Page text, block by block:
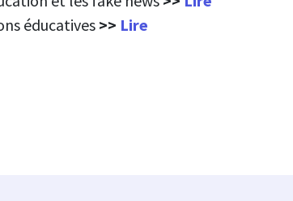
éducatives >> Lire